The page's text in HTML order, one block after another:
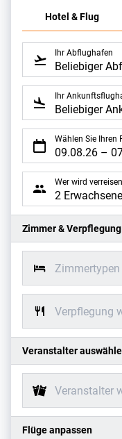
Hotel & Flug
Ihr Abflughafen
Beliebiger
Ihr
Beliebiger
Wählen Sie Ihren
09.08.26 –
Wer wird verreisen
2 Erwachsene
Zimmer & Verpflegung
Verpflegung
Veranstalter
Veranstalter
Flüge anpassen